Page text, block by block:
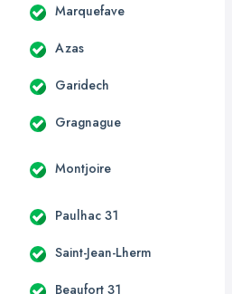
Marquefave
Azas
Garidech
Gragnague
Montjoire
Paulhac 31
Saint-Jean-Lherm
Beaufort 31